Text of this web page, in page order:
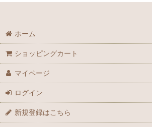
ホーム
ショッピングカート
マイページ
ログイン
新規登録はこちら